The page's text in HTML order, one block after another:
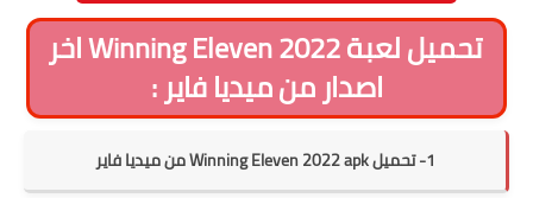
تحميل لعبة Winning Eleven 2022 اخر
اصدار من ميديا فاير :
1- تحميل Winning Eleven 2022 apk من ميديا فاير